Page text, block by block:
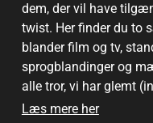
dem, der vil have
twist. Her finder du to
blander film og tv,
sprogblandinger og
alle tror, vi har glemt
er quizzen for dem,
Læs mere her